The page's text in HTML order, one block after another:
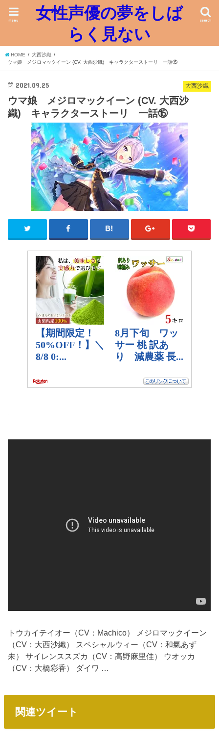
女性声優の夢をしば
らく見ない
search
menu
HOME
大西沙織
ウマ娘 メジロマックイーン (CV. 大西沙織) キャラクターストーリ 一話⑮
大西沙織
2021.09.25
ウマ娘 メジロマックイーン (CV. 大西沙
織) キャラクターストーリ 一話⑮
トウカイテイオー（CV：Machico） メジロマックイーン
（CV：大西沙織） スペシャルウィー（CV：和氣あず
未） サイレンススズカ（CV：高野麻里佳） ウオッカ
（CV：大橋彩香） ダイワ …
関連ツイート